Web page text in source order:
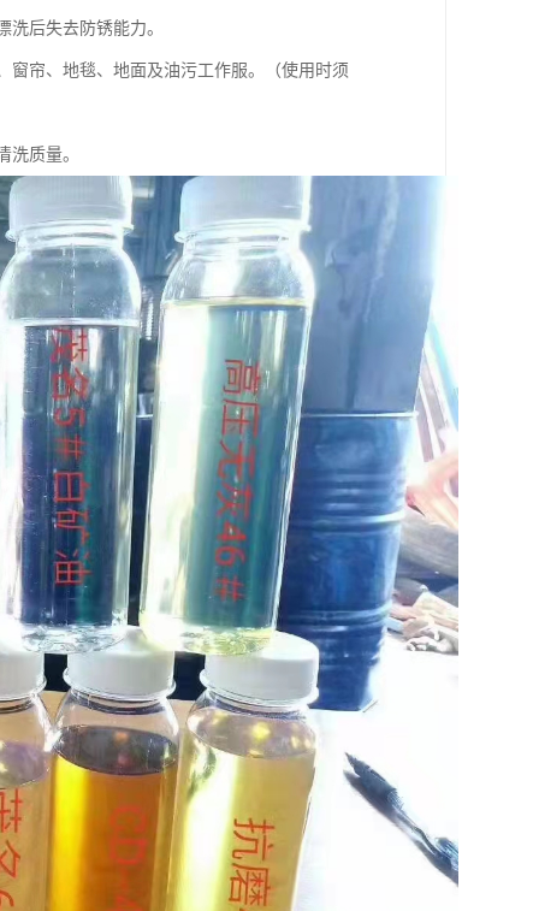
后失去防锈能力。
窗帘、地毯、地面及油污工作服。（使用时须
质量。